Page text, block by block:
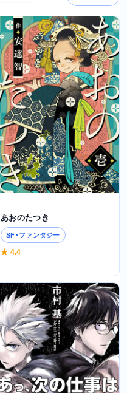
あおのたつき
SF･ファンタジー
★ 4.4